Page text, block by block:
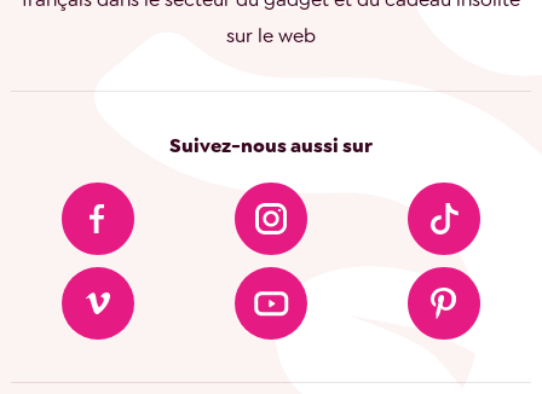
sur le web
Suivez-nous aussi sur